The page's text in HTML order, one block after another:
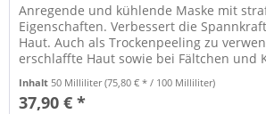
Anregende und kühlende Maske mit
Eigenschaften. Verbessert die
Haut. Auch als Trockenpeeling zu
erschlaffte Haut sowie bei Fältchen und
Inhalt 50 Milliliter(75,80 € * / 100 Milliliter)
37,90 € *